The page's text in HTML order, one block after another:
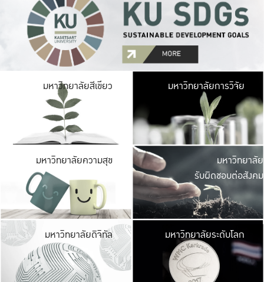
มหาวิทยาลัยสีเขียว มหาวิ
มีพื้นที่เขียวสดใส
เป็นป่าในเมือง เกษต
มหาวิทยาลัยการวิจัย
มหาวิทยาลัยความสุข มหาวิ
ค
เปิดประ
และพบเรื่องราวใ
มหาวิทยาลัย
รับผิดชอบต่อสังคม
มหาวิทยาลัยดิจิทัล มหาวิ
เปลี่ยนแปลง แล
เพื่อทำง
มหาวิทยาลัยระดับโลก